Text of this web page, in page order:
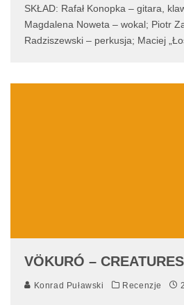
SKŁAD: Rafał Konopka – gitara,
Magdalena Noweta – wokal; Piotr
Radziszewski – perkusja; Maciej
VÖKURÓ – CREATURES
Konrad Puławski Recenzje